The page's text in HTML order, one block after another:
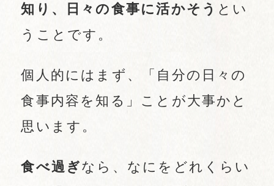
知り、日々の食事に活かそう とい
うことです。
個人的にはまず、「自分の日々の
食事内容を知る」ことが大事かと
思います。
食べ過ぎなら、なにをどれくらい